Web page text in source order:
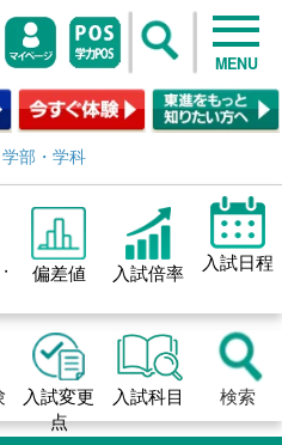
MENU
学部・学科
偏差値 入試倍率 入試日程
入試変更
点
入試科目 検索